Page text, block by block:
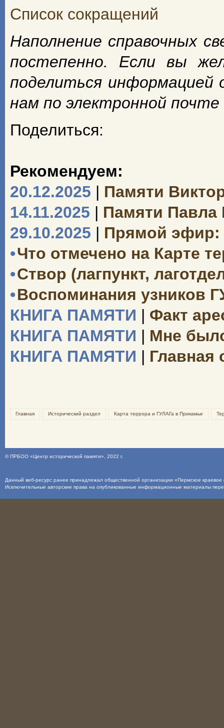
Список сокращений
Наполнение справочных
постепенно. Если вы
поделиться информацией
нам по электронной почте
Поделиться:
Рекомендуем:
20.12.2025 | Памяти
14.11.2025 | Памяти Павла
29.10.2025 | Прямой эфир:
•Что отмечено на Карте
•Створ (лагпункт,
•Воспоминания узников
КНИГА ПАМЯТИ | Факт
КНИГА ПАМЯТИ | Мне
КНИГА ПАМЯТИ | Главная
Главная Исторический раздел Карта террора и ГУЛАГа в Прикамье
©ПРБОО «Центр исторической памяти» , 2022 г.
Данный веб-ресурс ранее принадлежал общественной организации «Пермское
Исключительные авторские права на опубликованные информационные материалы